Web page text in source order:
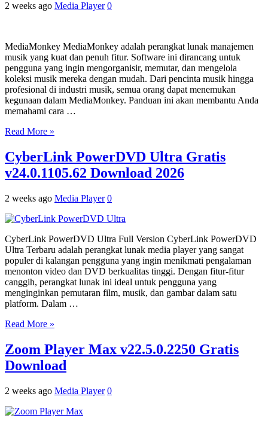
2 weeks ago Media Player 0
MediaMonkey MediaMonkey adalah perangkat lunak manajemen
musik yang kuat dan penuh fitur. Software ini dirancang untuk
pengguna yang ingin mengorganisir, memutar, dan mengelola
koleksi musik mereka dengan mudah. Dari pencinta musik hingga
profesional di industri musik, semua orang dapat menemukan
kegunaan dalam MediaMonkey. Panduan ini akan membantu Anda
memahami cara …
Read More »
CyberLink PowerDVD Ultra Gratis
v24.0.1105.62 Download 2026
2 weeks ago Media Player 0
CyberLink PowerDVD Ultra Full Version CyberLink PowerDVD
Ultra Terbaru adalah perangkat lunak media player yang sangat
populer di kalangan pengguna yang ingin menikmati pengalaman
menonton video dan DVD berkualitas tinggi. Dengan fitur-fitur
canggih, perangkat lunak ini ideal untuk pengguna yang
menginginkan pemutaran film, musik, dan gambar dalam satu
platform. Dalam …
Read More »
Zoom Player Max v22.5.0.2250 Gratis
Download
2 weeks ago Media Player 0